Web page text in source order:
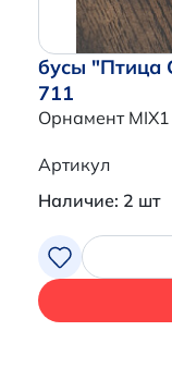
бусы
711
Орнамент
Артикул
Наличие: 2 шт